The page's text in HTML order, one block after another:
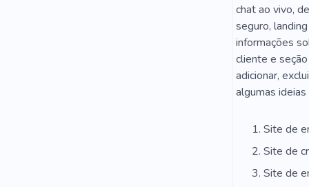
chat ao vivo,
seguro,
informações
cliente e
adicionar,
algumas
Site de
Site de
Site de